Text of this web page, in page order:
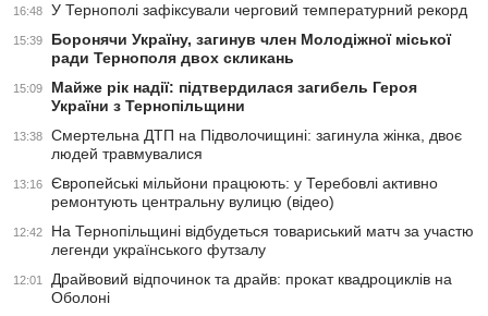
16:48 У Тернополі зафіксували черговий температурний рекорд
15:39
Боронячи Україну, загинув член Молодіжної міської
ради Тернополя двох скликань
15:09
Майже рік надії: підтвердилася загибель Героя
України з Тернопільщини
13:38
Смертельна ДТП на Підволочищині: загинула жінка, двоє
людей травмувалися
13:16
Європейські мільйони працюють: у Теребовлі активно
ремонтують центральну вулицю (відео)
12:42
На Тернопільщині відбудеться товариський матч за участю
легенди українського футзалу
12:01
Драйвовий відпочинок та драйв: прокат квадроциклів на
Оболоні